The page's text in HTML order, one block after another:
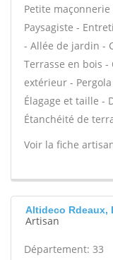
Petite
Paysagiste -
- Allée de jardin -
Terrasse en bois
extérieur -
Élagage et taille -
Étanchéité de
Voir la fiche
Altideco Rdeaux,
Artisan
Département: 33